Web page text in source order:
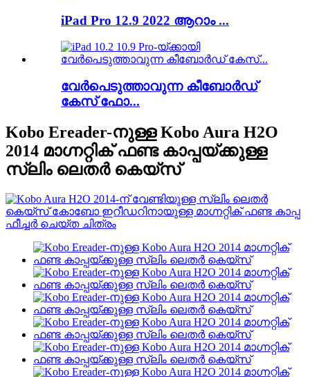
iPad Pro 12.9 2022 ആറാം ...
വേർപെടുത്താവുന്ന കീബോർഡ്
കേസ് ഫോ...
Kobo Ereader-നുള്ള Kobo Aura H2O
2014 മാഗ്നറ്റിക് ഫണ്ട കാപ്പയ്ക്കുള്ള
സ്ലിം ലെതർ കെയ്‌സ്